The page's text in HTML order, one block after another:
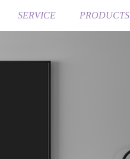
SERVICE PRODUCTS